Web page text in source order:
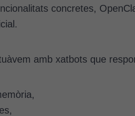
concretes,
amb xatbots que